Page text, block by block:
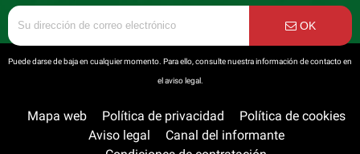
OK
Puede darse de baja en cualquier momento. Para ello, consulte nuestra información de contacto en
el aviso legal.
Mapa web Política de privacidad
Política de cookies
Aviso legal
Canal del informante